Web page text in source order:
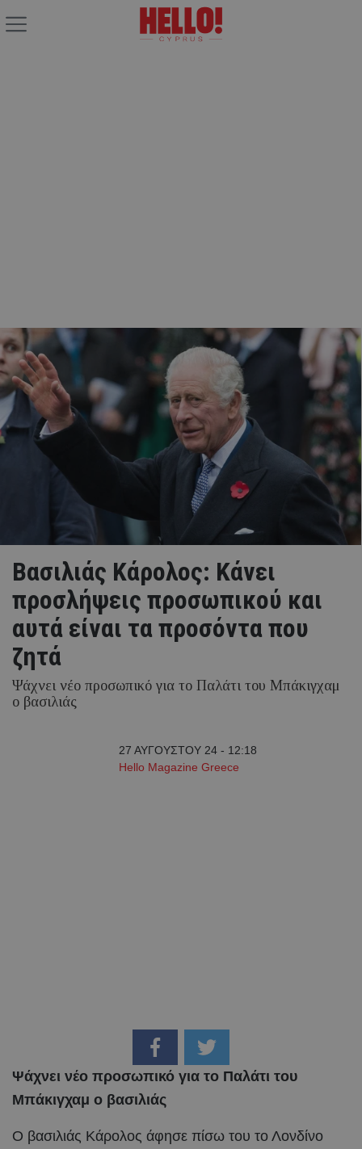
Βασιλιάς Κάρολος: Κάνει
προσλήψεις προσωπικού και
αυτά είναι τα προσόντα που
ζητά
Ψάχνει νέο προσωπικό για το Παλάτι του Μπάκιγχαμ
ο βασιλιάς
27 ΑΥΓΟΥΣΤΟΥ 24 - 12:18
Hello Magazine Greece
Ψάχνει νέο προσωπικό για το Παλάτι του
Μπάκιγχαμ ο βασιλιάς
Ο βασιλιάς Κάρολος άφησε πίσω του το Λονδίνο